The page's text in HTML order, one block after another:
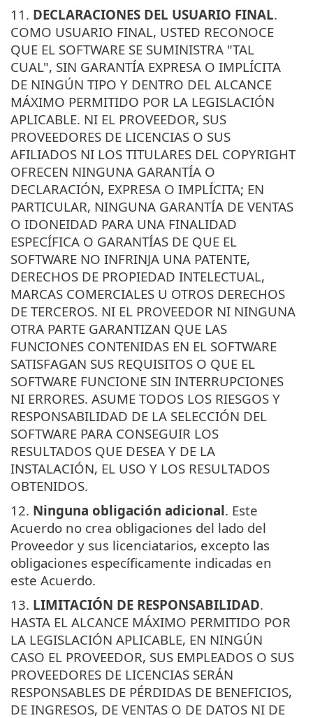
11. DECLARACIONES DEL USUARIO FINAL.
COMO USUARIO FINAL, USTED RECONOCE
QUE EL SOFTWARE SE SUMINISTRA "TAL
CUAL", SIN GARANTÍA EXPRESA O IMPLÍCITA
DE NINGÚN TIPO Y DENTRO DEL ALCANCE
MÁXIMO PERMITIDO POR LA LEGISLACIÓN
APLICABLE. NI EL PROVEEDOR, SUS
PROVEEDORES DE LICENCIAS O SUS
AFILIADOS NI LOS TITULARES DEL COPYRIGHT
OFRECEN NINGUNA GARANTÍA O
DECLARACIÓN, EXPRESA O IMPLÍCITA; EN
PARTICULAR, NINGUNA GARANTÍA DE VENTAS
O IDONEIDAD PARA UNA FINALIDAD
ESPECÍFICA O GARANTÍAS DE QUE EL
SOFTWARE NO INFRINJA UNA PATENTE,
DERECHOS DE PROPIEDAD INTELECTUAL,
MARCAS COMERCIALES U OTROS DERECHOS
DE TERCEROS. NI EL PROVEEDOR NI NINGUNA
OTRA PARTE GARANTIZAN QUE LAS
FUNCIONES CONTENIDAS EN EL SOFTWARE
SATISFAGAN SUS REQUISITOS O QUE EL
SOFTWARE FUNCIONE SIN INTERRUPCIONES
NI ERRORES. ASUME TODOS LOS RIESGOS Y
RESPONSABILIDAD DE LA SELECCIÓN DEL
SOFTWARE PARA CONSEGUIR LOS
RESULTADOS QUE DESEA Y DE LA
INSTALACIÓN, EL USO Y LOS RESULTADOS
OBTENIDOS.
12. Ninguna obligación adicional. Este
Acuerdo no crea obligaciones del lado del
Proveedor y sus licenciatarios, excepto las
obligaciones específicamente indicadas en
este Acuerdo.
13. LIMITACIÓN DE RESPONSABILIDAD.
HASTA EL ALCANCE MÁXIMO PERMITIDO POR
LA LEGISLACIÓN APLICABLE, EN NINGÚN
CASO EL PROVEEDOR, SUS EMPLEADOS O SUS
PROVEEDORES DE LICENCIAS SERÁN
RESPONSABLES DE PÉRDIDAS DE BENEFICIOS,
DE INGRESOS, DE VENTAS O DE DATOS NI DE